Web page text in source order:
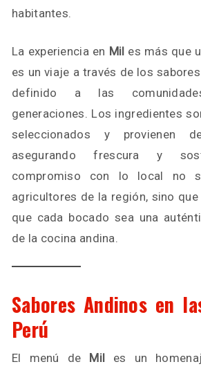
habitantes.
La experiencia en Mil es más que
es un viaje a través de los
definido a las
generaciones. Los ingredientes
seleccionados y provienen
asegurando frescura y
compromiso con lo local no
agricultores de la región, sino
que cada bocado sea una
de la cocina andina.
Sabores Andinos en
Perú
El menú de Mil es un